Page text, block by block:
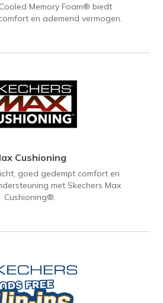
Memory Foam® biedt
en ademend vermogen.
Cushioning
goed gedempt comfort en
met Skechers Max
Cushioning®.